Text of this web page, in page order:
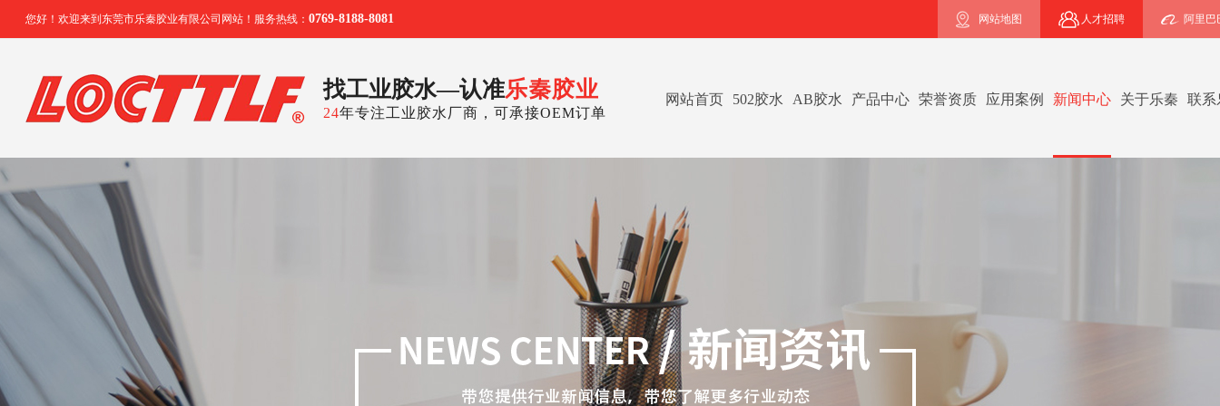
您好！欢迎来到东莞市乐秦胶业有限公司网站！服务热线： 0769-8188-8081 网站地图 人才招聘 阿里巴
找工业胶水—认准乐秦胶业
24年专注工业胶水厂商，可承接OEM订单
网站首页 502胶水 AB胶水 产品中心 荣誉资质 应用案例 新闻中心 关于乐秦 联系